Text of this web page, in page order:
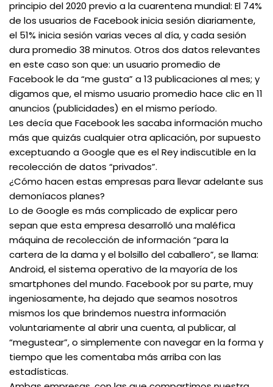
principio del 2020 previo a la cuarentena mundial: El 74%
de los usuarios de Facebook inicia sesión diariamente,
el 51% inicia sesión varias veces al día, y cada sesión
dura promedio 38 minutos. Otros dos datos relevantes
en este caso son que: un usuario promedio de
Facebook le da “me gusta” a 13 publicaciones al mes; y
digamos que, el mismo usuario promedio hace clic en 11
anuncios (publicidades) en el mismo período.
Les decía que Facebook les sacaba información mucho
más que quizás cualquier otra aplicación, por supuesto
exceptuando a Google que es el Rey indiscutible en la
recolección de datos “privados”.
¿Cómo hacen estas empresas para llevar adelante sus
demoníacos planes?
Lo de Google es más complicado de explicar pero
sepan que esta empresa desarrolló una maléfica
máquina de recolección de información “para la
cartera de la dama y el bolsillo del caballero”, se llama:
Android, el sistema operativo de la mayoría de los
smartphones del mundo. Facebook por su parte, muy
ingeniosamente, ha dejado que seamos nosotros
mismos los que brindemos nuestra información
voluntariamente al abrir una cuenta, al publicar, al
“megustear”, o simplemente con navegar en la forma y
tiempo que les comentaba más arriba con las
estadísticas.